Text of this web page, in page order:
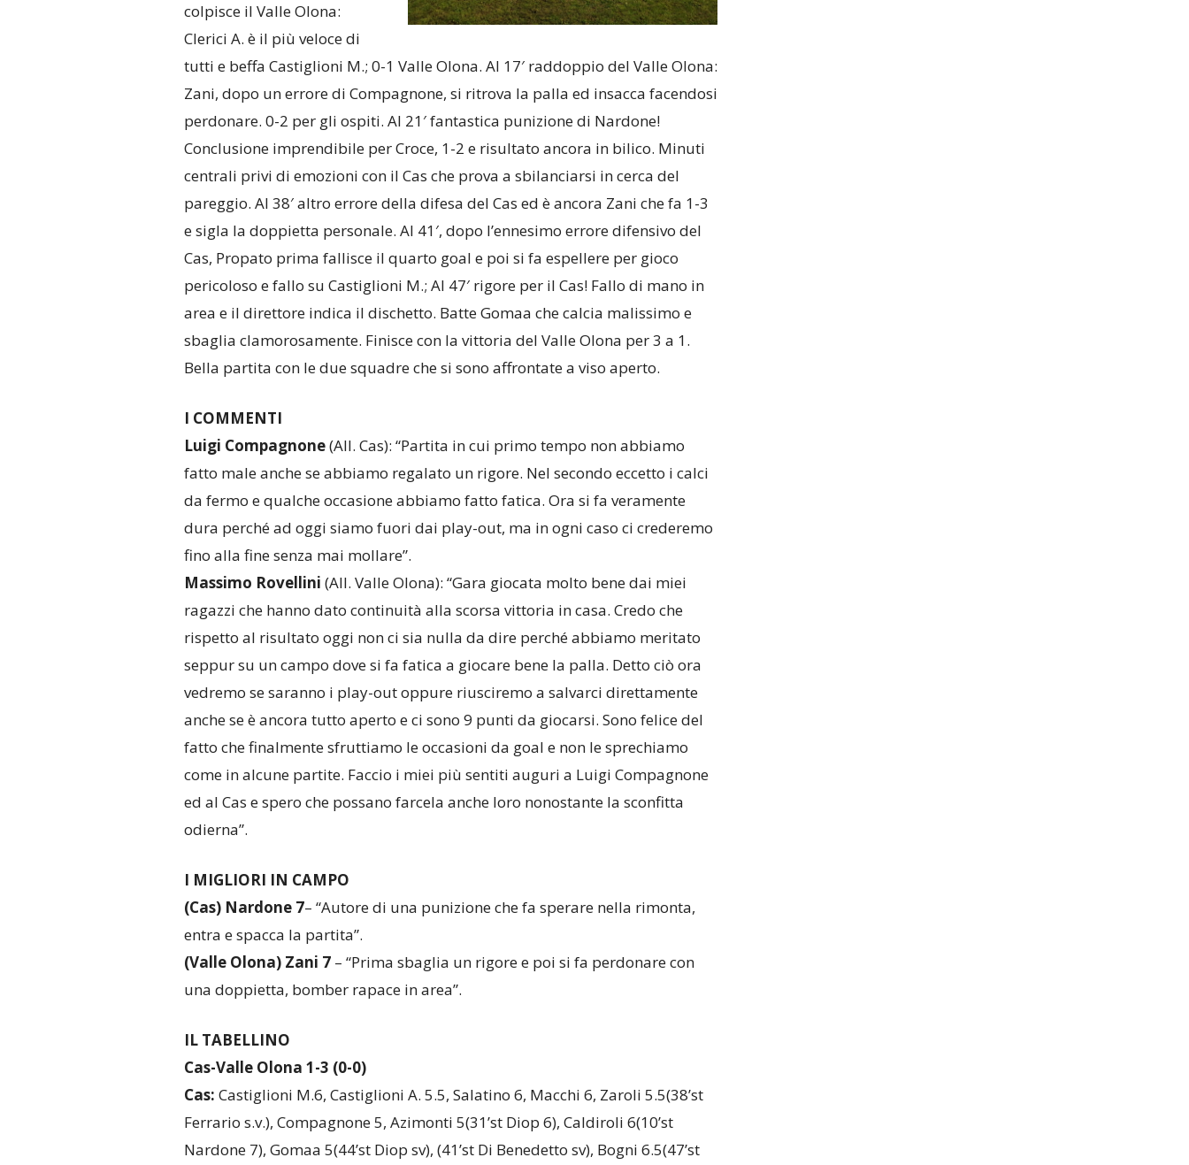
colpisce il Valle Olona:
Clerici A. è il più veloce di
tutti e beffa Castiglioni M.; 0-1 Valle Olona. Al 17′ raddoppio del Valle Olona:
Zani, dopo un errore di Compagnone, si ritrova la palla ed insacca facendosi
perdonare. 0-2 per gli ospiti. Al 21′ fantastica punizione di Nardone!
Conclusione imprendibile per Croce, 1-2 e risultato ancora in bilico. Minuti
centrali privi di emozioni con il Cas che prova a sbilanciarsi in cerca del
pareggio. Al 38′ altro errore della difesa del Cas ed è ancora Zani che fa 1-3
e sigla la doppietta personale. Al 41′, dopo l’ennesimo errore difensivo del
Cas, Propato prima fallisce il quarto goal e poi si fa espellere per gioco
pericoloso e fallo su Castiglioni M.; Al 47′ rigore per il Cas! Fallo di mano in
area e il direttore indica il dischetto. Batte Gomaa che calcia malissimo e
sbaglia clamorosamente. Finisce con la vittoria del Valle Olona per 3 a 1.
Bella partita con le due squadre che si sono affrontate a viso aperto.
I COMMENTI
Luigi Compagnone(All. Cas): “Partita in cui primo tempo non abbiamo
fatto male anche se abbiamo regalato un rigore. Nel secondo eccetto i calci
da fermo e qualche occasione abbiamo fatto fatica. Ora si fa veramente
dura perché ad oggi siamo fuori dai play-out, ma in ogni caso ci crederemo
fino alla fine senza mai mollare”.
Massimo Rovellini (All. Valle Olona): “Gara giocata molto bene dai miei
ragazzi che hanno dato continuità alla scorsa vittoria in casa. Credo che
rispetto al risultato oggi non ci sia nulla da dire perché abbiamo meritato
seppur su un campo dove si fa fatica a giocare bene la palla. Detto ciò ora
vedremo se saranno i play-out oppure riusciremo a salvarci direttamente
anche se è ancora tutto aperto e ci sono 9 punti da giocarsi. Sono felice del
fatto che finalmente sfruttiamo le occasioni da goal e non le sprechiamo
come in alcune partite. Faccio i miei più sentiti auguri a Luigi Compagnone
ed al Cas e spero che possano farcela anche loro nonostante la sconfitta
odierna”.
I MIGLIORI IN CAMPO
(Cas) Nardone 7– “Autore di una punizione che fa sperare nella rimonta,
entra e spacca la partita”.
(Valle Olona) Zani 7– “Prima sbaglia un rigore e poi si fa perdonare con
una doppietta, bomber rapace in area”.
IL TABELLINO
Cas-Valle Olona 1-3 (0-0)
Cas: Castiglioni M.6, Castiglioni A. 5.5, Salatino 6, Macchi 6, Zaroli 5.5(38’st
Ferrario s.v.), Compagnone 5, Azimonti 5(31’st Diop 6), Caldiroli 6(10’st
Nardone 7), Gomaa 5(44’st Diop sv), (41’st Di Benedetto sv), Bogni 6.5(47’st